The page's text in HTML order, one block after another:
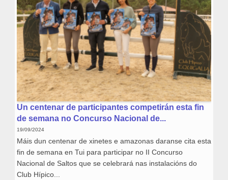
Un centenar de participantes competirán esta fin
de semana no Concurso Nacional de...
19/09/2024
Máis dun centenar de xinetes e amazonas daranse cita esta
fin de semana en Tui para participar no II Concurso
Nacional de Saltos que se celebrará nas instalacións do
Club Hípico...